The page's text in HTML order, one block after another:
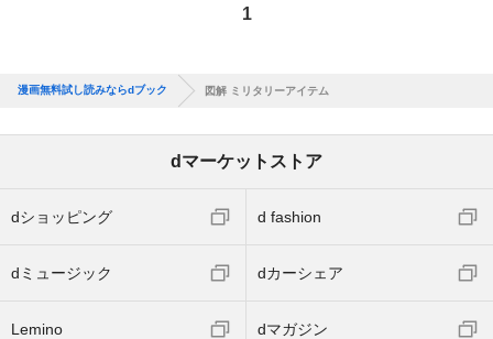
1
漫画無料試し読みならdブック 図解 ミリタリーアイテム
dマーケットストア
dショッピング d fashion
dミュージック dカーシェア
Lemino dマガジン